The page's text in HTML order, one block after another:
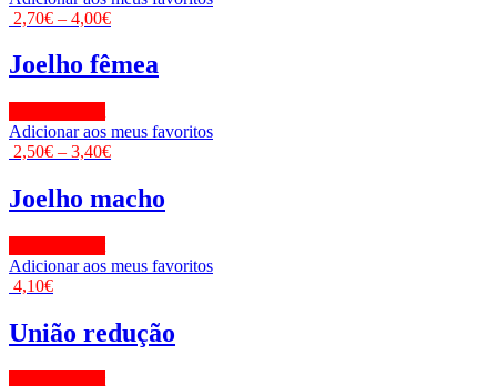
2,70€ – 4,00€
Joelho fêmea
Adicionar aos meus favoritos
2,50€ – 3,40€
Joelho macho
Adicionar aos meus favoritos
4,10€
União redução